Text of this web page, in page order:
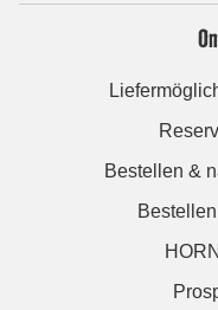
Bestellen &